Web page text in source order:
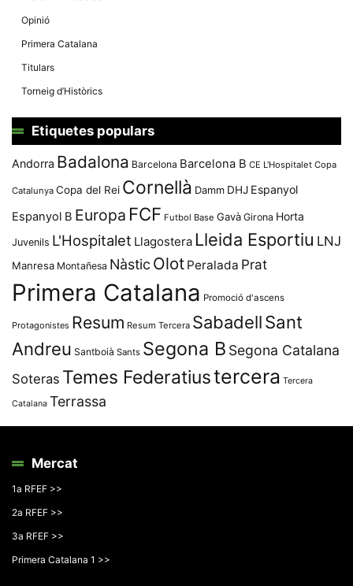
Opinió
Primera Catalana
Titulars
Torneig d’Històrics
Etiquetes populars
Andorra Badalona Barcelona Barcelona B CE L'Hospitalet Copa
Catalunya Copa del Rei Cornellà Damm DHJ Espanyol
Espanyol B Europa FCF Futbol Base Gavà Girona Horta
Juvenils L'Hospitalet Llagostera Lleida Esportiu LNJ
Manresa Montañesa Nàstic Olot Peralada Prat
Primera Catalana Promoció d'ascens
Protagonistes Resum Resum Tercera SabadellSant
Andreu Santboià Sants Segona B Segona Catalana
Soteras Temes Federatiustercera Tercera
Catalana Terrassa
Mercat
1a RFEF >>
2a RFEF >>
3a RFEF >>
Primera Catalana 1 >>